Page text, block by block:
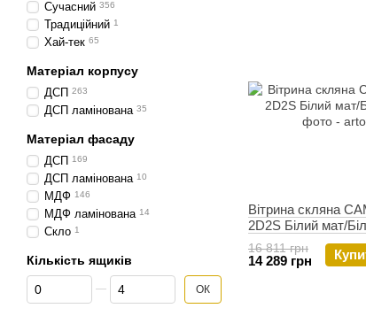
Вітрина скляна
2D2S Білий мат/
16 811 грн
14 289 грн
Сучасний 356
Традиційний 1
Хай-тек 65
Матеріал корпусу
ДСП 263
ДСП ламінована 35
Матеріал фасаду
ДСП 169
ДСП ламінована 10
МДФ 146
МДФ ламінована 14
Скло 1
Кількість ящиків
Від Кількість ящиків
До Кількість ящиків ОК